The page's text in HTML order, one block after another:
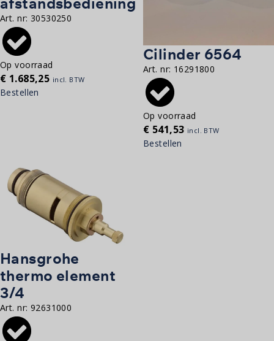
Art. nr: 30530250
Op voorraad
€ 1.685,25 incl. BTW
Bestellen
Cilinder 6564
Art. nr: 16291800
Op voorraad
€ 541,53 incl. BTW
Bestellen
Hansgrohe
thermo element
3/4
Art. nr: 92631000